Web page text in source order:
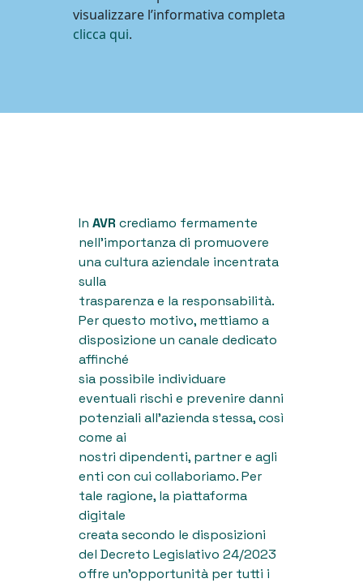
visualizzare l’informativa completa
clicca qui.
In AVR crediamo fermamente
nell’importanza di promuovere
una cultura aziendale incentrata
sulla
trasparenza e la responsabilità.
Per questo motivo, mettiamo a
disposizione un canale dedicato
affinché
sia possibile individuare
eventuali rischi e prevenire danni
potenziali all’azienda stessa, così
come ai
nostri dipendenti, partner e agli
enti con cui collaboriamo. Per
tale ragione, la piattaforma
digitale
creata secondo le disposizioni
del Decreto Legislativo 24/2023
offre un’opportunità per tutti i